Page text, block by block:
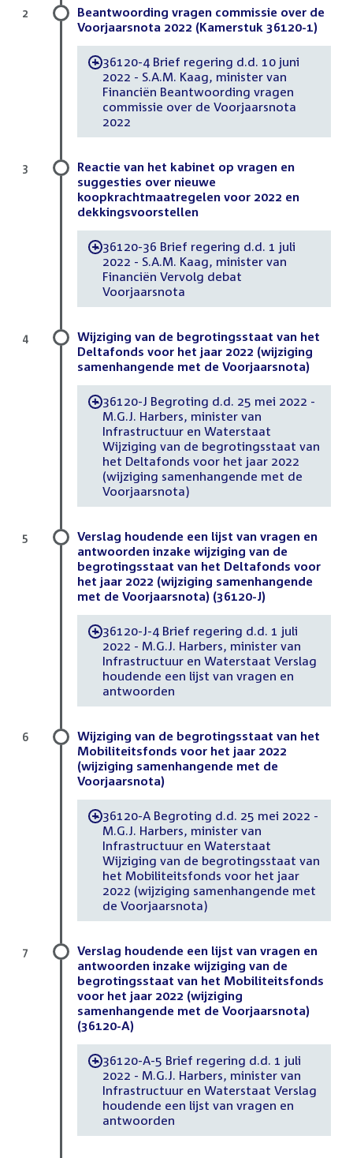
Beantwoording vragen commissie over de
Voorjaarsnota 2022 (Kamerstuk 36120-1)
-36120-4 Brief regering d.d. 10 juni
2022 - S.A.M. Kaag, minister van
Financiën Beantwoording vragen
commissie over de Voorjaarsnota
2022
2
Reactie van het kabinet op vragen en
suggesties over nieuwe
koopkrachtmaatregelen voor 2022 en
dekkingsvoorstellen
-36120-36 Brief regering d.d. 1 juli
2022 - S.A.M. Kaag, minister van
Financiën Vervolg debat
Voorjaarsnota
3
Wijziging van de begrotingsstaat van het
Deltafonds voor het jaar 2022 (wijziging
samenhangende met de Voorjaarsnota)
-36120-J Begroting d.d. 25 mei 2022 -
M.G.J. Harbers, minister van
Infrastructuur en Waterstaat
Wijziging van de begrotingsstaat van
het Deltafonds voor het jaar 2022
(wijziging samenhangende met de
Voorjaarsnota)
4
Verslag houdende een lijst van vragen en
antwoorden inzake wijziging van de
begrotingsstaat van het Deltafonds voor
het jaar 2022 (wijziging samenhangende
met de Voorjaarsnota) (36120-J)
-36120-J-4 Brief regering d.d. 1 juli
2022 - M.G.J. Harbers, minister van
Infrastructuur en Waterstaat Verslag
houdende een lijst van vragen en
antwoorden
5
Wijziging van de begrotingsstaat van het
Mobiliteitsfonds voor het jaar 2022
(wijziging samenhangende met de
Voorjaarsnota)
-36120-A Begroting d.d. 25 mei 2022 -
M.G.J. Harbers, minister van
Infrastructuur en Waterstaat
Wijziging van de begrotingsstaat van
het Mobiliteitsfonds voor het jaar
2022 (wijziging samenhangende met
de Voorjaarsnota)
6
Verslag houdende een lijst van vragen en
antwoorden inzake wijziging van de
begrotingsstaat van het Mobiliteitsfonds
voor het jaar 2022 (wijziging
samenhangende met de Voorjaarsnota)
(36120-A)
-36120-A-5 Brief regering d.d. 1 juli
2022 - M.G.J. Harbers, minister van
Infrastructuur en Waterstaat Verslag
houdende een lijst van vragen en
antwoorden
7